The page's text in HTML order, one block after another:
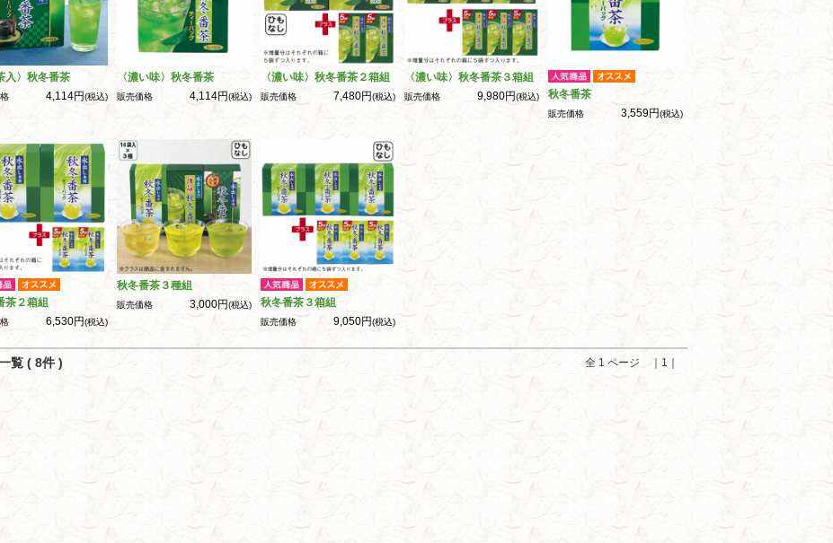
入〉秋冬番茶
4,114円(税込)
〈濃い味〉秋冬番茶
販売価格 4,114円(税込)
〈濃い味〉秋冬番茶２箱組
販売価格 7,480円(税込)
〈濃い味〉秋冬番茶３箱組
販売価格 9,980円(税込) 秋冬番茶
販売価格 3,559円(税込)
茶２箱組
6,530円(税込)
秋冬番茶３種組
販売価格 3,000円(税込) 秋冬番茶３箱組
販売価格 9,050円(税込)
覧 ( 8件 ) 全 1 ページ ｜1｜